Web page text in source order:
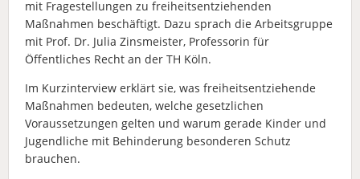
mit Fragestellungen zu freiheitsentziehenden
Maßnahmen beschäftigt. Dazu sprach die Arbeitsgruppe
mit Prof. Dr. Julia Zinsmeister, Professorin für
Öffentliches Recht an der TH Köln.
Im Kurzinterview erklärt sie, was freiheitsentziehende
Maßnahmen bedeuten, welche gesetzlichen
Voraussetzungen gelten und warum gerade Kinder und
Jugendliche mit Behinderung besonderen Schutz
brauchen.